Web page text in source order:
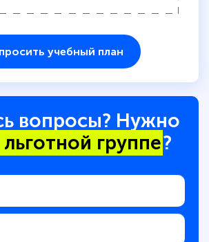
учебный план
вопросы? Нужно
группе?